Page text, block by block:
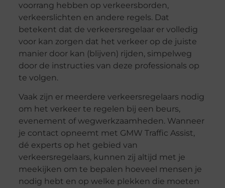
voorrang hebben op verkeersborden,
verkeerslichten en andere regels. Dat
betekent dat de verkeersregelaar er volledig
voor kan zorgen dat het verkeer op de juiste
manier door kan (blijven) rijden, simpelweg
door de instructies van deze professionals op
te volgen.
Vaak zijn er meerdere verkeersregelaars nodig
om het verkeer te regelen bij een beurs,
evenement of wegwerkzaamheden. Wanneer
je contact opneemt met GMW Traffic Assist,
dé experts op het gebied van
verkeersregelaars, kunnen zij altijd met je
meekijken om te bepalen hoeveel mensen je
nodig hebt en op welke plekken die moeten